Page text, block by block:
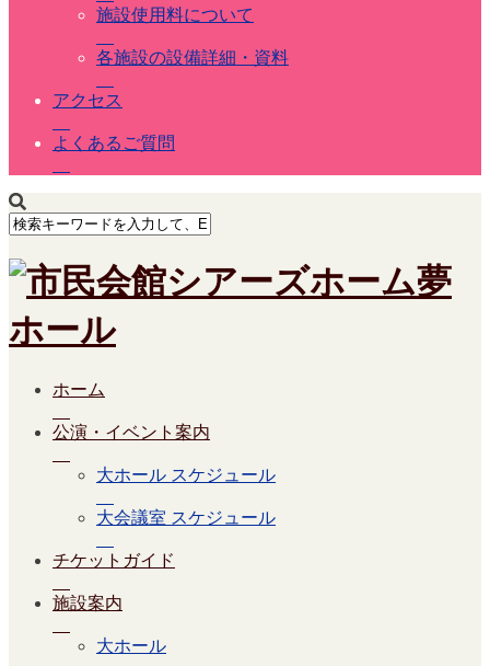
施設使用料について
各施設の設備詳細・資料
アクセス
よくあるご質問
ホーム
公演・イベント案内
大ホール スケジュール
大会議室 スケジュール
チケットガイド
施設案内
大ホール